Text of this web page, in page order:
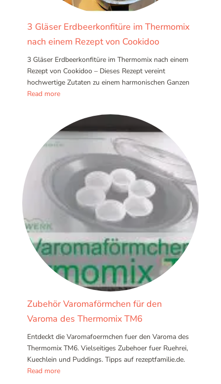
3 Gläser Erdbeerkonfitüre im Thermomix
nach einem Rezept von Cookidoo
3 Gläser Erdbeerkonfitüre im Thermomix nach einem
Rezept von Cookidoo – Dieses Rezept vereint
hochwertige Zutaten zu einem harmonischen Ganzen
Read more
Zubehör Varomaförmchen für den
Varoma des Thermomix TM6
Entdeckt die Varomafoermchen fuer den Varoma des
Thermomix TM6. Vielseitiges Zubehoer fuer Ruehrei,
Kuechlein und Puddings. Tipps auf rezeptfamilie.de.
Read more